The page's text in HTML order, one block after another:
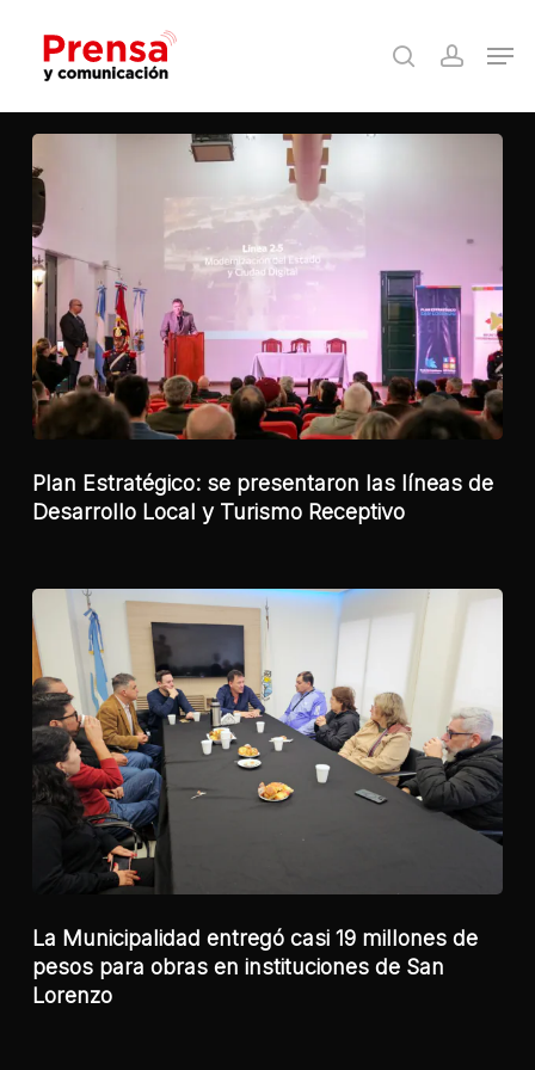
main
content
search
Plan Estratégico: se presentaron las líneas de
Desarrollo Local y Turismo Receptivo
La Municipalidad entregó casi 19 millones de
pesos para obras en instituciones de San
Lorenzo
Menu